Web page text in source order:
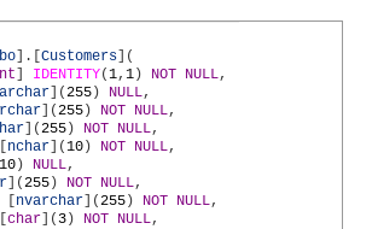
. Customers
(
IDENTITY(1, 1 ) NOT NULL,
(255 ) NULL,
(255 ) NOT NULL,
(255 ) NOT NULL,
nchar (10 ) NOT NULL,
10 ) NULL,
(255 ) NOT NULL,
nvarchar (255 ) NOT NULL,
char ( 3 ) NOT NULL,